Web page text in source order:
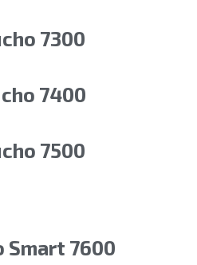
7300
7400
7500
Smart 7600